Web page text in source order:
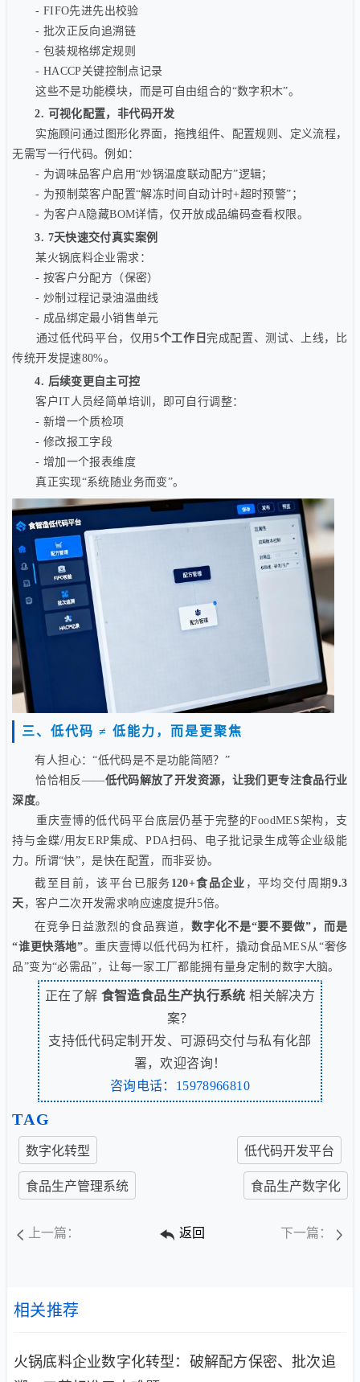
- FIFO先进先出校验
- 批次正反向追溯链
- 包装规格绑定规则
- HACCP关键控制点记录
这些不是功能模块，而是可自由组合的“数字积木”。
2. 可视化配置，非代码开发
实施顾问通过图形化界面，拖拽组件、配置规则、定义流程，
无需写一行代码。例如：
- 为调味品客户启用“炒锅温度联动配方”逻辑；
- 为预制菜客户配置“解冻时间自动计时+超时预警”；
- 为客户A隐藏BOM详情，仅开放成品编码查看权限。
3. 7天快速交付真实案例
某火锅底料企业需求：
- 按客户分配方（保密）
- 炒制过程记录油温曲线
- 成品绑定最小销售单元
通过低代码平台，仅用5个工作日完成配置、测试、上线，比
传统开发提速80%。
4. 后续变更自主可控
客户IT人员经简单培训，即可自行调整：
- 新增一个质检项
- 修改报工字段
- 增加一个报表维度
真正实现“系统随业务而变”。
三、低代码 ≠ 低能力，而是更聚焦
有人担心：“低代码是不是功能简陋？”
恰恰相反——低代码解放了开发资源，让我们更专注食品行业
深度。
重庆壹博的低代码平台底层仍基于完整的FoodMES架构，支
持与金蝶/用友ERP集成、PDA扫码、电子批记录生成等企业级能
力。所谓“快”，是快在配置，而非妥协。
截至目前，该平台已服务 120+食品企业 ，平均交付周期9.3
天 ，客户二次开发需求响应速度提升5倍。
在竞争日益激烈的食品赛道， 数字化不是“要不要做”，而是
“谁更快落地”。重庆壹博以低代码为杠杆，撬动食品MES从“奢侈
品”变为“必需品”，让每一家工厂都能拥有量身定制的数字大脑。
正在了解 食智造食品生产执行系统 相关解决方
案？
支持低代码定制开发、可源码交付与私有化部
署，欢迎咨询！
咨询电话：15978966810
TAG
数字化转型 低代码开发平台
食品生产管理系统 食品生产数字化
上一篇： 返回 下一篇：
相关推荐
火锅底料企业数字化转型：破解配方保密、批次追